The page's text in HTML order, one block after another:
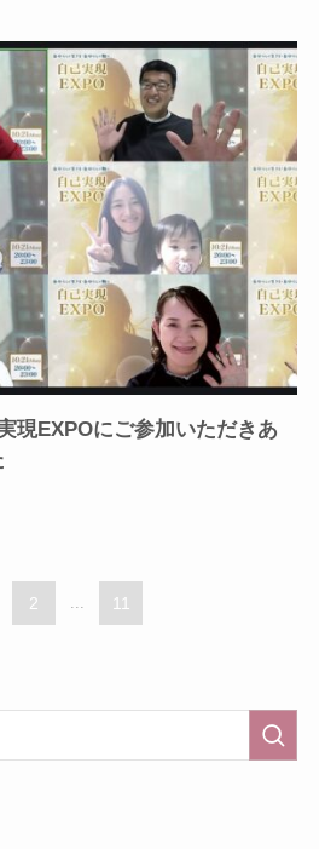
現EXPOにご参加いただきあ
2 11